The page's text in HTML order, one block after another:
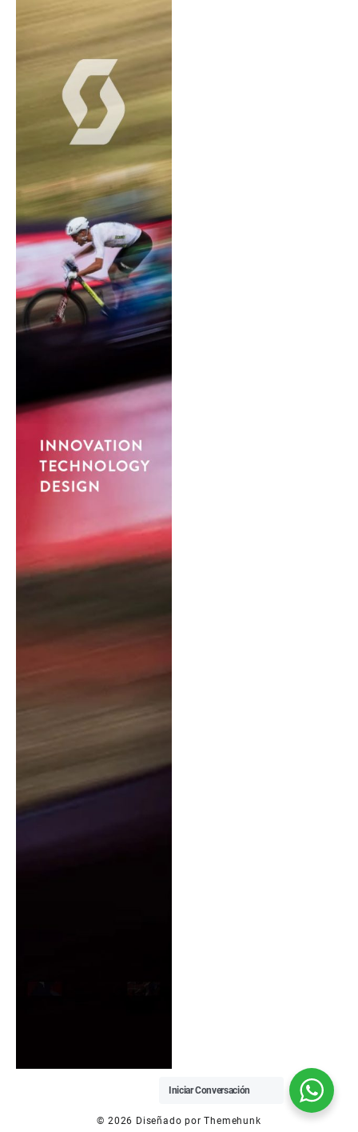
© 2026 Diseñado por Themehunk
Iniciar Conversación